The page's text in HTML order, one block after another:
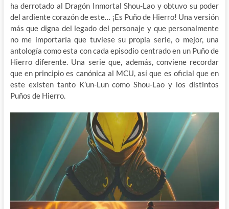
ha derrotado al Dragón Inmortal Shou-Lao y obtuvo su poder
del ardiente corazón de este… ¡Es Puño de Hierro! Una versión
más que digna del legado del personaje y que personalmente
no me importaría que tuviese su propia serie, o mejor, una
antología como esta con cada episodio centrado en un Puño de
Hierro diferente. Una serie que, además, conviene recordar
que en principio es canónica al MCU, así que es oficial que en
este existen tanto K’un-Lun como Shou-Lao y los distintos
Puños de Hierro.